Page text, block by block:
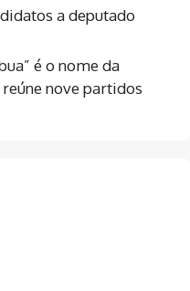
a deputado
é o nome da
nove partidos